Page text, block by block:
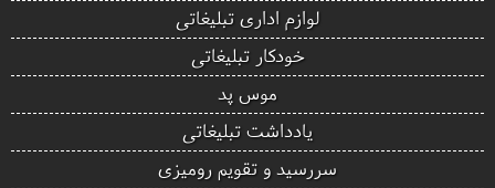
لوازم اداری تبلیغاتی
خودکار تبلیغاتی
موس پد
یادداشت تبلیغاتی
سررسید و تقویم رومیزی